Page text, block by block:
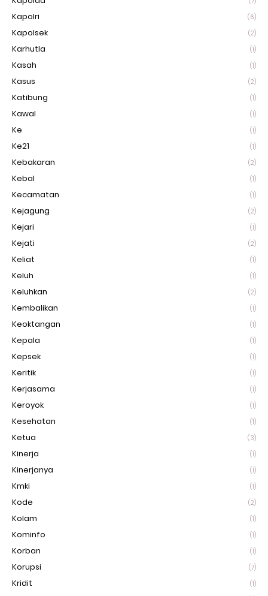
Kapolri (6)
Kapolsek (2)
Karhutla (1)
Kasah (1)
Kasus (2)
Katibung (1)
Kawal (1)
Ke (1)
Ke21 (1)
Kebakaran (2)
Kebal (1)
Kecamatan (1)
Kejagung (2)
Kejari (1)
Kejati (2)
Keliat (1)
Keluh (1)
Keluhkan (2)
Kembalikan (1)
Keoktangan (1)
Kepala (1)
Kepsek (1)
Keritik (1)
Kerjasama (1)
Keroyok (1)
Kesehatan (1)
Ketua (3)
Kinerja (1)
Kinerjanya (1)
Kmki (1)
Kode (2)
Kolam (1)
Kominfo (1)
Korban (1)
Korupsi (7)
Kridit (1)